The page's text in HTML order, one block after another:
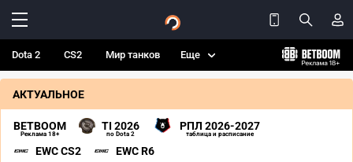
Dota 2 CS2 Мир танков Еще
АКТУАЛЬНОЕ
BETBOOM
Реклама 18+
TI 2026
по Dota 2
РПЛ 2026-2027
таблица и расписание
EWC CS2 EWC R6